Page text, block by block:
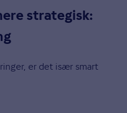
strategisk:
er det især smart